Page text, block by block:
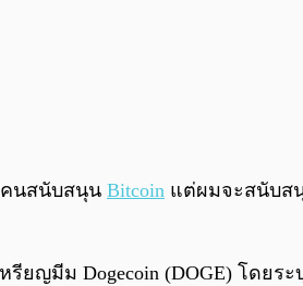
คนสนับสนุน Bitcoin แต่ผมจะสนับส
รียญมีม Dogecoin (DOGE) โดย